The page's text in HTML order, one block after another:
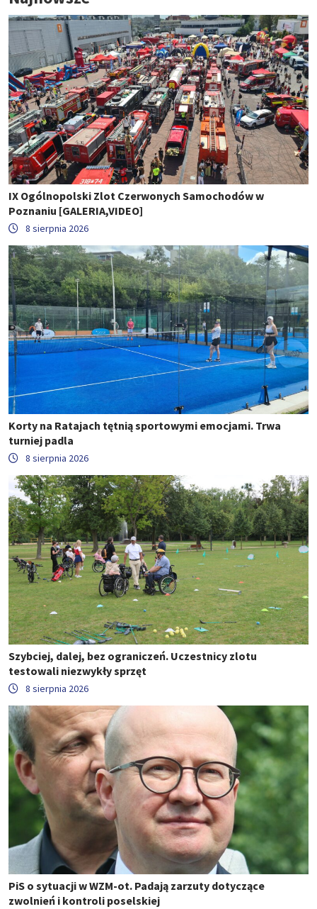
IX Ogólnopolski Zlot Czerwonych Samochodów w
Poznaniu [GALERIA,VIDEO]
8 sierpnia 2026
Korty na Ratajach tętnią sportowymi emocjami. Trwa
turniej padla
8 sierpnia 2026
Szybciej, dalej, bez ograniczeń. Uczestnicy zlotu
testowali niezwykły sprzęt
8 sierpnia 2026
PiS o sytuacji w WZM-ot. Padają zarzuty dotyczące
zwolnień i kontroli poselskiej